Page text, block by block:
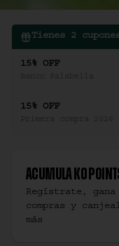
Tienes 2
15% OFF
15% OFF
Primera compra 2026
Acumula Ko
Regístrate,
compras y
más